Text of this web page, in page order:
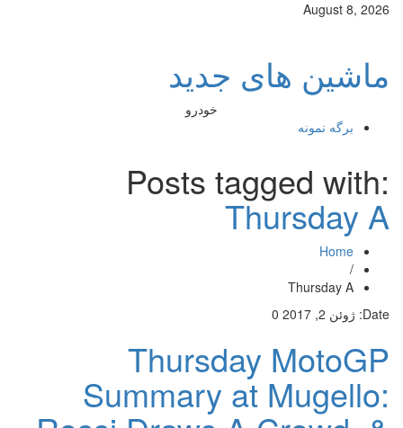
August 8, 2026
ماشین های جدید
خودرو
برگه نمونه
Posts tagged with:
Thursday A
Home
/
Thursday A
Date: ژوئن 2, 2017 0
Thursday MotoGP
Summary at Mugello: